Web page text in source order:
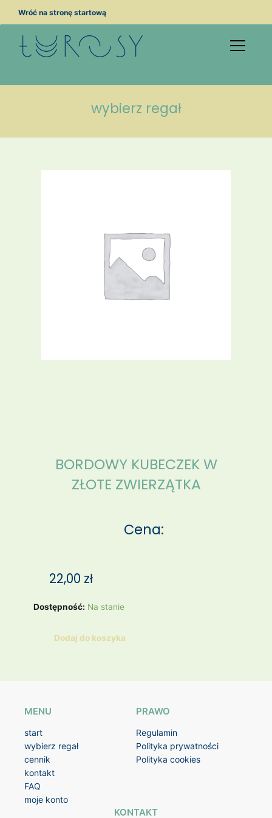
Wróć na stronę startową
wybierz regał
BORDOWY KUBECZEK W
ZŁOTE ZWIERZĄTKA
Cena:
22,00 zł
Dostępność: Na stanie
ilość
KUBECZEK
Dodaj do koszyka
MENU
start
wybierz regał
cennik
kontakt
FAQ
moje konto
PRAWO
Regulamin
Polityka prywatności
Polityka cookies
KONTAKT